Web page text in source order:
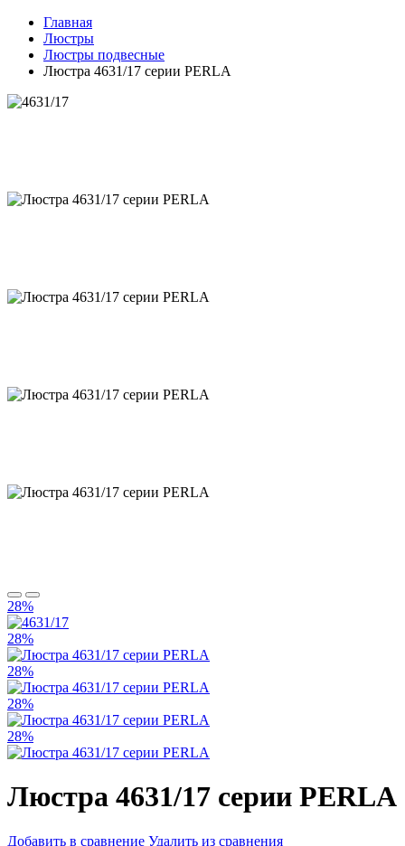
Главная
Люстры
Люстры подвесные
Люстра 4631/17 серии PERLA
28%
28%
28%
28%
28%
Люстра 4631/17 серии PERLA
Добавить в сравнение Удалить из сравнения